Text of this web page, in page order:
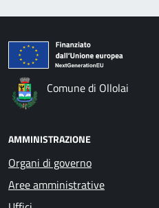
Comune di Ollolai
AMMINISTRAZIONE
Organi di governo
Aree amministrative